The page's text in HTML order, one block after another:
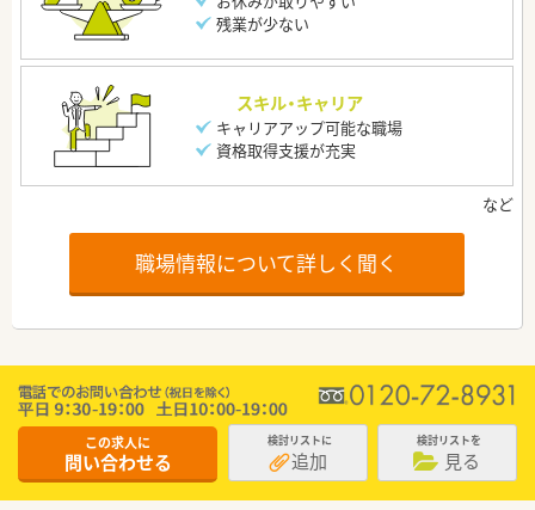
残業が少ない
スキル・キャリア
キャリアアップ可能な職場
資格取得支援が充実
職場情報について詳しく聞く
この求人に
問い合わせる
検討リストに
追加
検討リストを
見る